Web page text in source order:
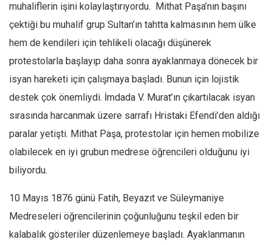
Tarih
Düşünce
Dosyalar
muhaliflerin işini kolaylaştırıyordu. Mithat Paşa’nın başını
çektiği bu muhalif grup Sultan’ın tahtta kalmasının hem ülke
hem de kendileri için tehlikeli olacağı düşünerek
protestolarla başlayıp daha sonra ayaklanmaya dönecek bir
isyan hareketi için çalışmaya başladı. Bunun için lojistik
destek çok önemliydi. İmdada V. Murat’ın çıkartılacak isyan
sırasında harcanmak üzere sarrafı Hristaki Efendi’den aldığı
paralar yetişti. Mithat Paşa, protestolar için hemen mobilize
olabilecek en iyi grubun medrese öğrencileri olduğunu iyi
biliyordu.
10 Mayıs 1876 günü Fatih, Beyazıt ve Süleymaniye
Medreseleri öğrencilerinin çoğunluğunu teşkil eden bir
kalabalık gösteriler düzenlemeye başladı. Ayaklanmanın